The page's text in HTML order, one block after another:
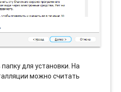
для установки. На
можно считать